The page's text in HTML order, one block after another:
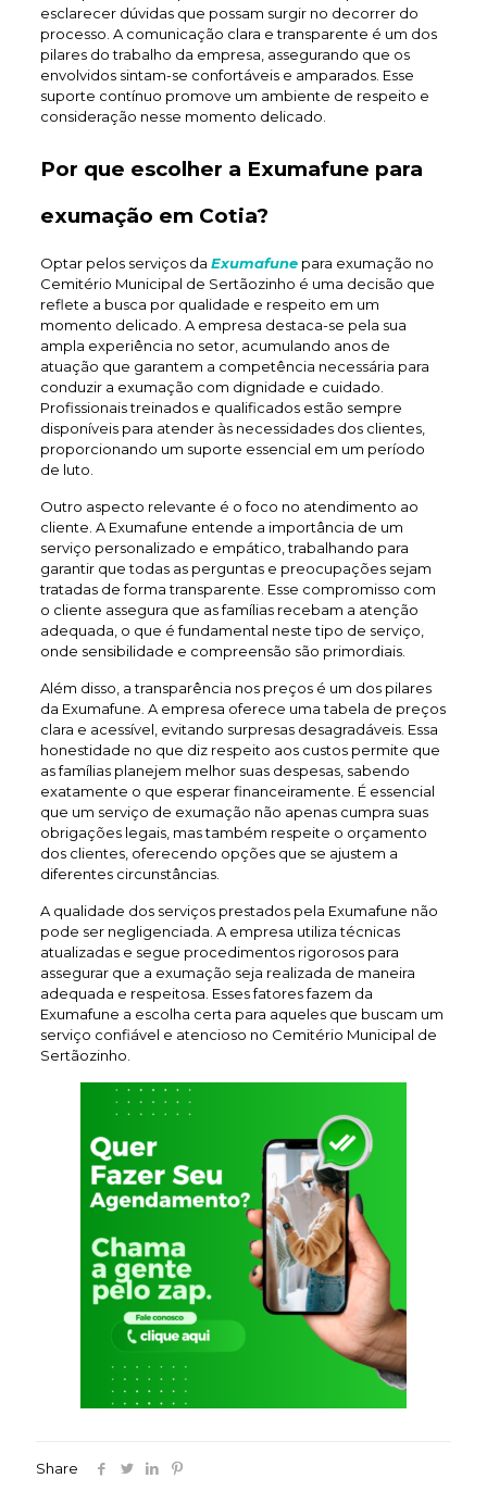
esclarecer dúvidas que possam surgir no decorrer do
processo. A comunicação clara e transparente é um dos
pilares do trabalho da empresa, assegurando que os
envolvidos sintam-se confortáveis e amparados. Esse
suporte contínuo promove um ambiente de respeito e
consideração nesse momento delicado.
Por que escolher a Exumafune para
exumação em Cotia?
Optar pelos serviços da Exumafunepara exumação no
Cemitério Municipal de Sertãozinho é uma decisão que
reflete a busca por qualidade e respeito em um
momento delicado. A empresa destaca-se pela sua
ampla experiência no setor, acumulando anos de
atuação que garantem a competência necessária para
conduzir a exumação com dignidade e cuidado.
Profissionais treinados e qualificados estão sempre
disponíveis para atender às necessidades dos clientes,
proporcionando um suporte essencial em um período
de luto.
Outro aspecto relevante é o foco no atendimento ao
cliente. A Exumafune entende a importância de um
serviço personalizado e empático, trabalhando para
garantir que todas as perguntas e preocupações sejam
tratadas de forma transparente. Esse compromisso com
o cliente assegura que as famílias recebam a atenção
adequada, o que é fundamental neste tipo de serviço,
onde sensibilidade e compreensão são primordiais.
Além disso, a transparência nos preços é um dos pilares
da Exumafune. A empresa oferece uma tabela de preços
clara e acessível, evitando surpresas desagradáveis. Essa
honestidade no que diz respeito aos custos permite que
as famílias planejem melhor suas despesas, sabendo
exatamente o que esperar financeiramente. É essencial
que um serviço de exumação não apenas cumpra suas
obrigações legais, mas também respeite o orçamento
dos clientes, oferecendo opções que se ajustem a
diferentes circunstâncias.
A qualidade dos serviços prestados pela Exumafune não
pode ser negligenciada. A empresa utiliza técnicas
atualizadas e segue procedimentos rigorosos para
assegurar que a exumação seja realizada de maneira
adequada e respeitosa. Esses fatores fazem da
Exumafune a escolha certa para aqueles que buscam um
serviço confiável e atencioso no Cemitério Municipal de
Sertãozinho.
Share